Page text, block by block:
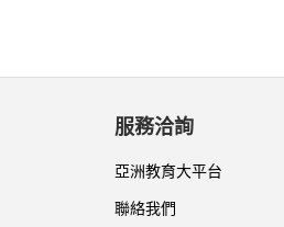
服務洽詢
亞洲教育大平台
聯絡我們